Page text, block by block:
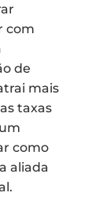
com
de
mais
taxas
como
aliada